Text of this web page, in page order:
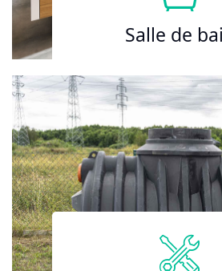
Salle de